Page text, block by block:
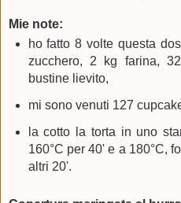
Mie note:
ho fatto 8 volte questa
zucchero, 2 kg farina,
bustine lievito,
mi sono venuti 127
la cotto la torta in uno
160°C per 40' e a 180°C,
altri 20'.